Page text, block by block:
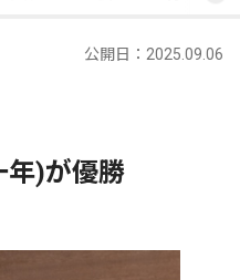
公開日：2025.09.06
年)が優勝